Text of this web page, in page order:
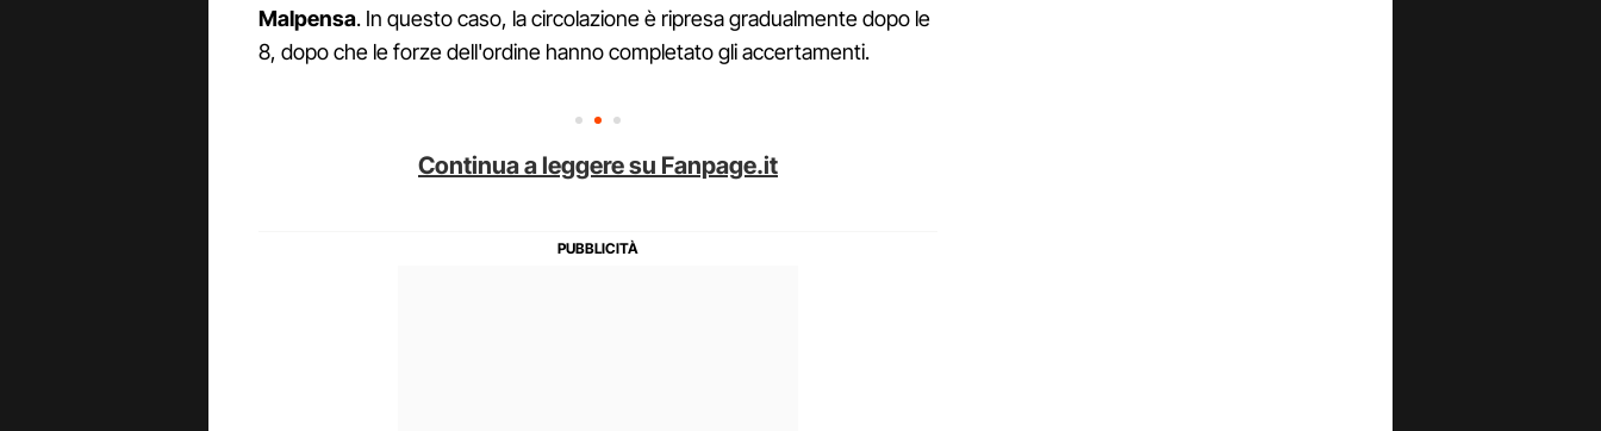
Malpensa. In questo caso, la circolazione è ripresa gradualmente dopo le
8, dopo che le forze dell'ordine hanno completato gli accertamenti.
Continua a leggere su Fanpage.it